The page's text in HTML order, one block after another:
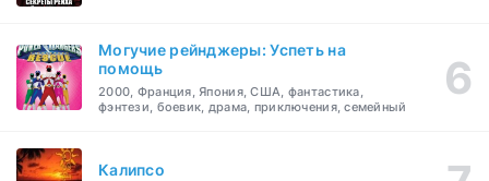
Могучие рейнджеры: Успеть на
помощь
2000, Франция, Япония, США, фантастика,
фэнтези, боевик, драма, приключения, семейный
Калипсо